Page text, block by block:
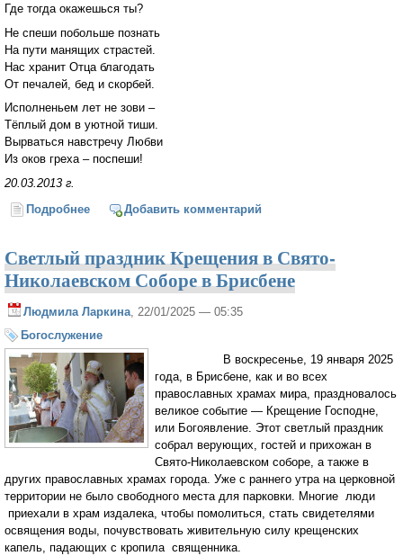
Где тогда окажешься ты?
Не спеши побольше познать
На пути манящих страстей.
Нас хранит Отца благодать
От печалей, бед и скорбей.
Исполненьем лет не зови –
Тёплый дом в уютной тиши.
Вырваться навстречу Любви
Из оков греха – поспеши!
20.03.2013 г.
Подробнее о Не спеши, мой друг, не спеши...
Добавить комментарий
Светлый праздник Крещения в Свято-
Николаевском Соборе в Брисбене
Людмила Ларкина , 22/01/2025 — 05:35
Богослужение
В воскресенье, 19 января 2025
года, в Брисбене, как и во всех
православных храмах мира, праздновалось
великое событие — Крещение Господне,
или Богоявление. Этот светлый праздник
собрал верующих, гостей и прихожан в
Свято-Николаевском соборе, а также в
других православных храмах города. Уже с раннего утра на церковной
территории не было свободного места для парковки. Многие люди
приехали в храм издалека, чтобы помолиться, стать свидетелями
освящения воды, почувствовать живительную силу крещенских
капель, падающих с кропила священника.